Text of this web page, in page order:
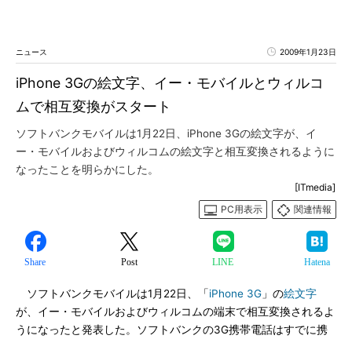
ニュース 2009年1月23日
iPhone 3Gの絵文字、イー・モバイルとウィルコ
ムで相互変換がスタート
ソフトバンクモバイルは1月22日、iPhone 3Gの絵文字が、イ
ー・モバイルおよびウィルコムの絵文字と相互変換されるように
なったことを明らかにした。
[ITmedia]
PC用表示
関連情報
Share Post LINE Hatena
ソフトバンクモバイルは1月22日、「iPhone 3G 」の絵文字
が、イー・モバイルおよびウィルコムの端末で相互変換されるよ
うになったと発表した。ソフトバンクの3G携帯電話はすでに携